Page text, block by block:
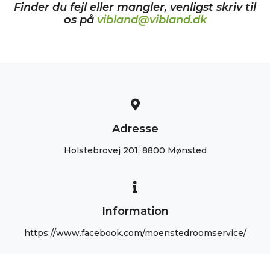
Finder du fejl eller mangler, venligst skriv til
os på vibland@vibland.dk
Adresse
Holstebrovej 201, 8800 Mønsted
Information
https://www.facebook.com/moenstedroomservice/